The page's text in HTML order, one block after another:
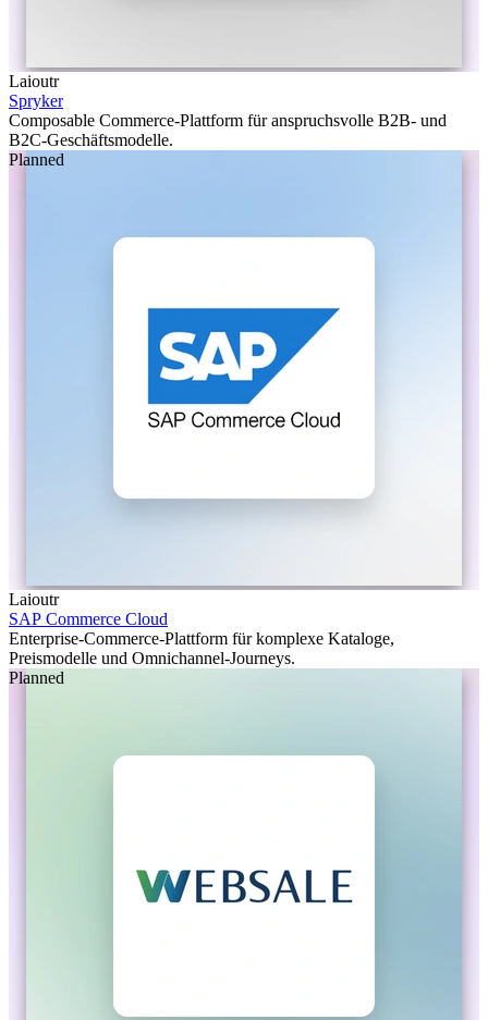
Laioutr
Spryker
Composable Commerce-Plattform für anspruchsvolle B2B- und
B2C-Geschäftsmodelle.
Planned
Laioutr
SAP Commerce Cloud
Enterprise-Commerce-Plattform für komplexe Kataloge,
Preismodelle und Omnichannel-Journeys.
Planned